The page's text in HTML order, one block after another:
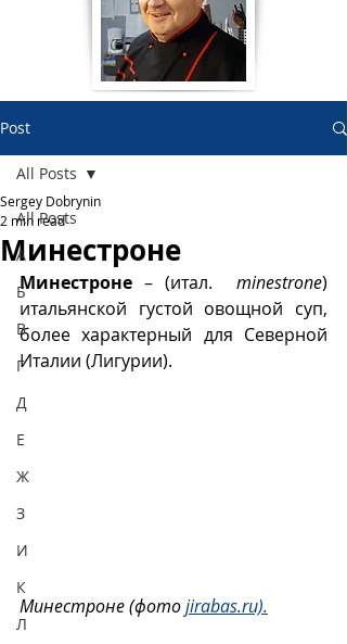
Post
All Posts
А
Б
В
Г
Д
Е
Ж
З
И
К
Л
All Posts
Минестроне
Sergey Dobrynin
2 min read
Минестроне – (итал. minestrone)
итальянской густой овощной суп,
более характерный для Северной
Италии (Лигурии).
Минестроне (фото jirabas.ru).